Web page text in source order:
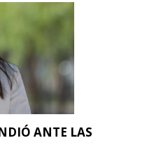
ANTE LAS